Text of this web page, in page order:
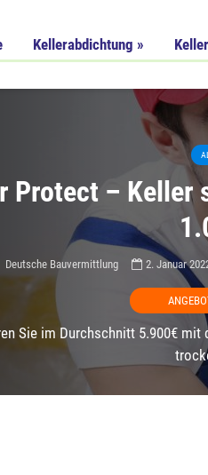
Kellerabdichtung »
Protect – Keller
Deutsche Bauvermittlung 2. Januar
Sie im Durchschnitt 5.900€